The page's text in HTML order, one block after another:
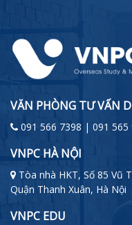
VĂN PHÒNG TƯ VẤN
091 566 7398 | 091
VNPC HÀ NỘI
Tòa nhà HKT, Số 85 Vũ
Quận Thanh Xuân, Hà Nội
VNPC EDU